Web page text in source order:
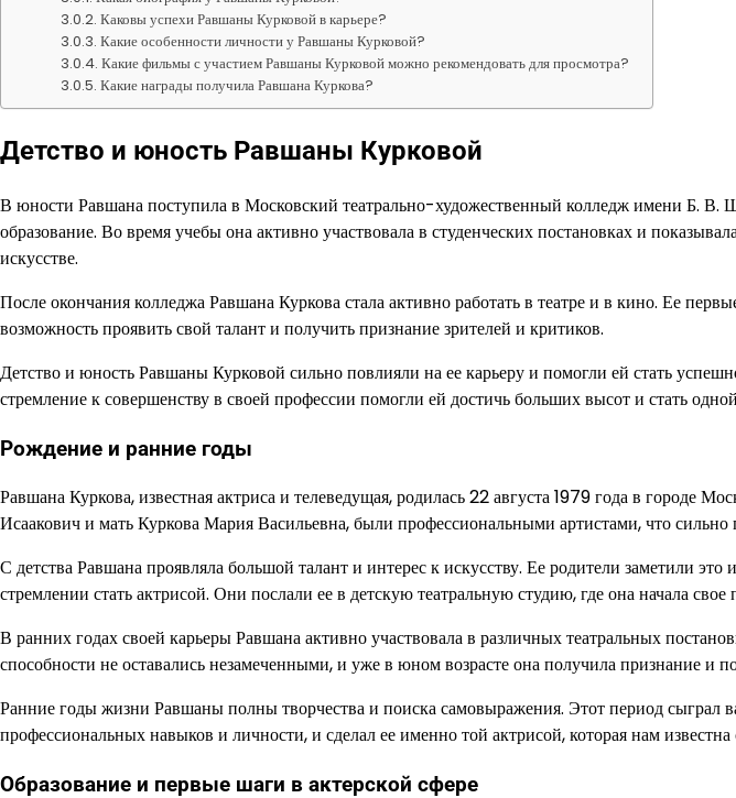
Каковы успехи Равшаны Курковой в карьере?
Какие особенности личности у Равшаны Курковой?
Какие фильмы с участием Равшаны Курковой можно рекомендовать для просмотра?
Какие награды получила Равшана Куркова?
Детство и юность Равшаны Курковой
В юности Равшана поступила в Московский театрально-художественный колледж имени Б. В.
образование. Во время учебы она активно участвовала в студенческих постановках и
искусстве.
После окончания колледжа Равшана Куркова стала активно работать в театре и в кино. Ее
возможность проявить свой талант и получить признание зрителей и критиков.
Детство и юность Равшаны Курковой сильно повлияли на ее карьеру и помогли ей стать
стремление к совершенству в своей профессии помогли ей достичь больших высот и стать
Рождение и ранние годы
Равшана Куркова, известная актриса и телеведущая, родилась 22 августа 1979 года в городе
Исаакович и мать Куркова Мария Васильевна, были профессиональными артистами, что
С детства Равшана проявляла большой талант и интерес к искусству. Ее родители заметили
стремлении стать актрисой. Они послали ее в детскую театральную студию, где она начала
В ранних годах своей карьеры Равшана активно участвовала в различных театральных
способности не оставались незамеченными, и уже в юном возрасте она получила признание и
Ранние годы жизни Равшаны полны творчества и поиска самовыражения. Этот период сыграл
профессиональных навыков и личности, и сделал ее именно той актрисой, которая нам известна
Образование и первые шаги в актерской сфере